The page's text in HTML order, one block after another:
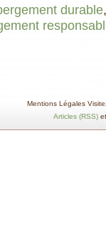
durable
Mentions Légales
Articles (RSS)